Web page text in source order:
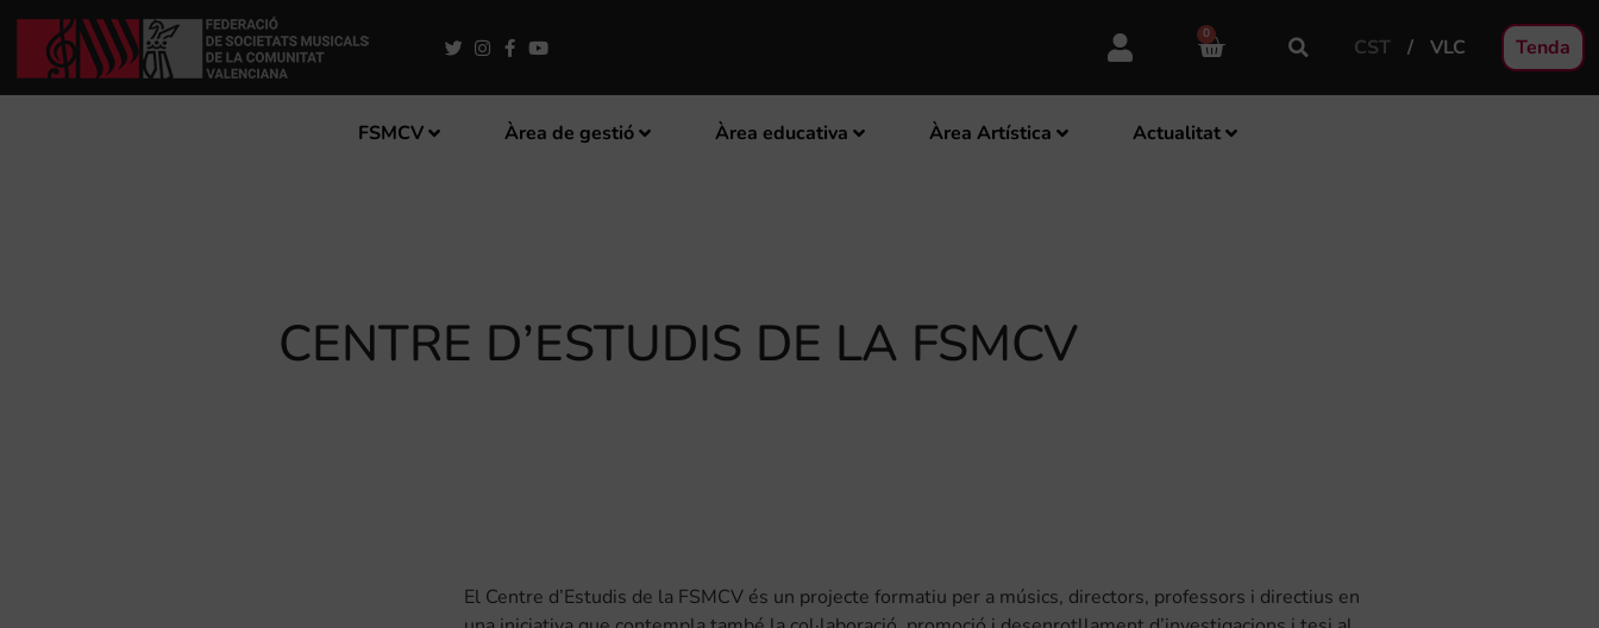
0
CST VLC Tenda
FSMCV Àrea de gestió Àrea educativa Àrea Artística Actualitat
CENTRE D’ESTUDIS DE LA FSMCV
El Centre d’Estudis de la FSMCV és un projecte formatiu per a músics, directors, professors i directius en